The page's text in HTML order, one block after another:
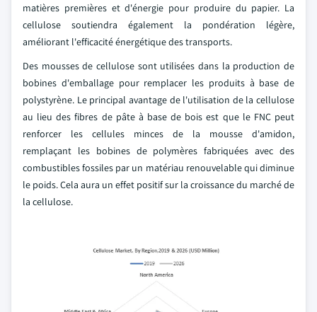
matières premières et d'énergie pour produire du papier. La
cellulose soutiendra également la pondération légère,
améliorant l'efficacité énergétique des transports.
Des mousses de cellulose sont utilisées dans la production de
bobines d'emballage pour remplacer les produits à base de
polystyrène. Le principal avantage de l'utilisation de la cellulose
au lieu des fibres de pâte à base de bois est que le FNC peut
renforcer les cellules minces de la mousse d'amidon,
remplaçant les bobines de polymères fabriquées avec des
combustibles fossiles par un matériau renouvelable qui diminue
le poids. Cela aura un effet positif sur la croissance du marché de
la cellulose.